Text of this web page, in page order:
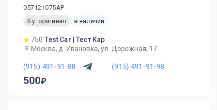
057121075AP
б.у. оригинал
в наличии
750 Test Car | Тест Кар
Москва, д. Ивановка, ул. Дорожная, 17
(915) 491-91-88 (915) 491-91-98
500